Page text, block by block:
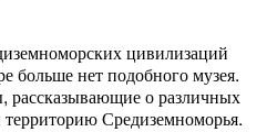
цивилизаций
больше нет подобного музея.
рассказывающие о различных
территорию Средиземноморья.